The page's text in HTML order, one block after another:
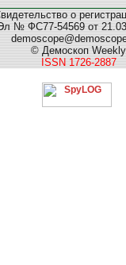
о
№ ФС77-54569 от
© Демоскоп Weekly
ISSN 1726-2887